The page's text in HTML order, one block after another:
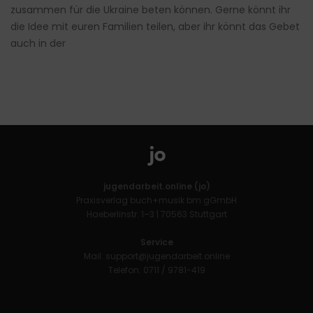
zusammen für die Ukraine beten können. Gerne könnt ihr
die Idee mit euren Familien teilen, aber ihr könnt das Gebet
auch in der
jugendarbeit.online (jo)
Praxisverlag buch+musik bm gGmbH
Haeberlinstr. 1–3 | 70563 Stuttgart
Service
Mail: support@jugendarbeit.online
Telefon: 0711 / 9781-419